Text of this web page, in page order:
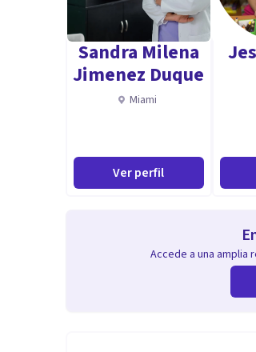
Sandra Milena
Jimenez Duque
Miami
Ver perfil
Accede a una amplia